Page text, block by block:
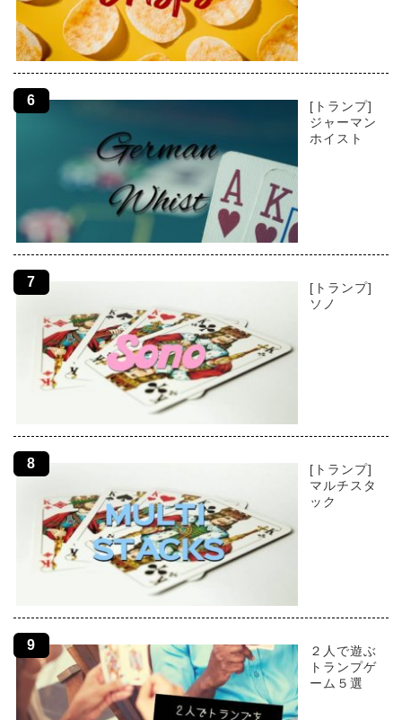
[トランプ]
ジャーマン
ホイスト
[トランプ]
ソノ
[トランプ]
マルチスタ
ック
２人で遊ぶ
トランプゲ
ーム５選